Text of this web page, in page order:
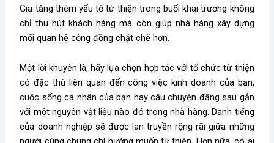
Gia tăng thêm yếu tố từ thiện trong buổi khai trương không
chỉ thu hút khách hàng mà còn giúp nhà hàng xây dựng
mối quan hệ cộng đồng chặt chẽ hơn.
Một lời khuyên là, hãy lựa chọn hợp tác với tổ chức từ thiện
có đặc thù liên quan đến công việc kinh doanh của bạn,
cuộc sống cá nhân của bạn hay câu chuyện đằng sau gắn
với một nguyên vật liệu nào đó trong nhà hàng. Danh tiếng
của doanh nghiệp sẽ được lan truyền rộng rãi giữa những